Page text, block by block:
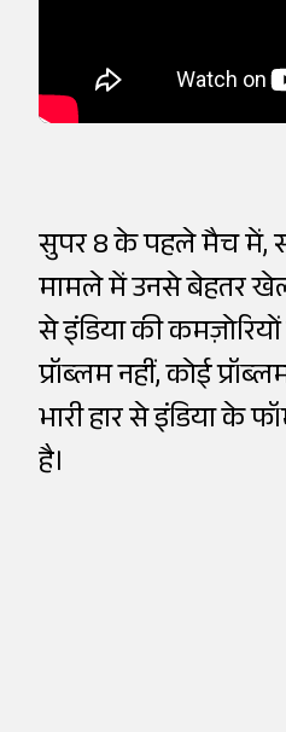
सुपर 8 के पहले मैच में,
मामले में उनसे बेहतर
से इंडिया की
प्रॉब्लम नहीं, कोई
भारी हार से इंडिया के
है।